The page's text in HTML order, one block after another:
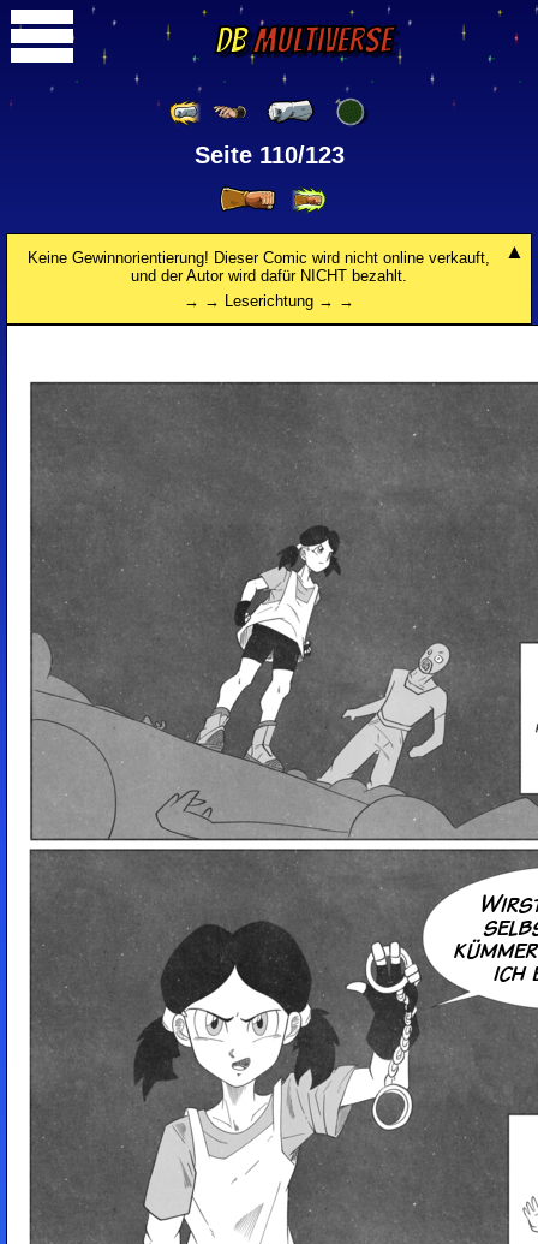
DBMultiverse
Seite 110/123
Keine Gewinnorientierung! Dieser Comic wird nicht online verkauft,
und der Autor wird dafür NICHT bezahlt.
→ → Leserichtung → →